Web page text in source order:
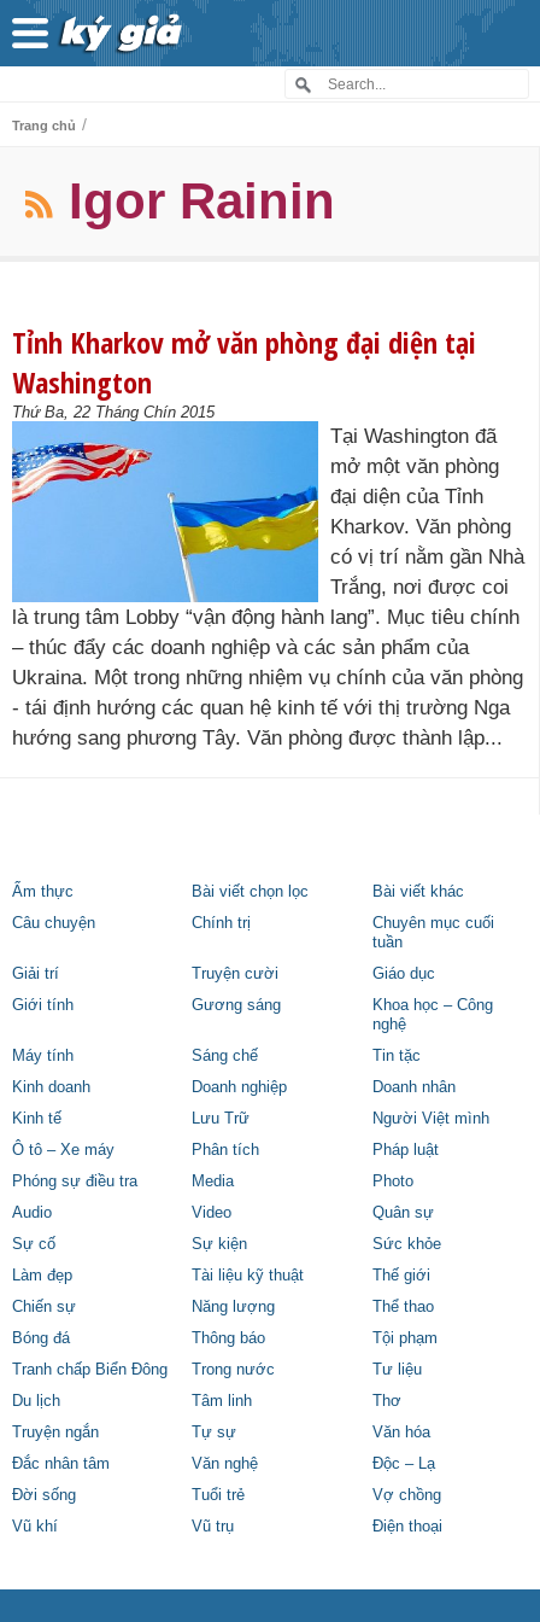
Trang chủ /
Igor Rainin
Tỉnh Kharkov mở văn phòng đại diện tại
Washington
Thứ Ba, 22 Tháng Chín 2015
Tại Washington đã
mở một văn phòng
đại diện của Tỉnh
Kharkov. Văn phòng
có vị trí nằm gần Nhà
Trắng, nơi được coi
là trung tâm Lobby “vận động hành lang”. Mục tiêu chính
– thúc đẩy các doanh nghiệp và các sản phẩm của
Ukraina. Một trong những nhiệm vụ chính của văn phòng
- tái định hướng các quan hệ kinh tế với thị trường Nga
hướng sang phương Tây. Văn phòng được thành lập...
Ẩm thực Bài viết chọn lọc
Bài viết khác
Câu chuyện
Chính trị
Chuyên mục cuối
tuần
Giải trí
Truyện cười
Giáo dục
Giới tính
Gương sáng
Khoa học – Công
nghệ
Máy tính
Sáng chế
Tin tặc
Kinh doanh
Doanh nghiệp
Doanh nhân
Kinh tế
Lưu Trữ
Người Việt mình
Ô tô – Xe máy
Phân tích
Pháp luật
Phóng sự điều tra
Media
Photo
Audio
Video
Quân sự
Sự cố
Sự kiện
Sức khỏe
Làm đẹp
Tài liệu kỹ thuật
Thế giới
Chiến sự
Năng lượng
Thể thao
Bóng đá
Thông báo
Tội phạm
Tranh chấp Biển Đông
Trong nước
Tư liệu
Du lịch
Tâm linh
Thơ
Truyện ngắn
Tự sự
Văn hóa
Đắc nhân tâm
Văn nghệ
Độc – Lạ
Đời sống
Tuổi trẻ
Vợ chồng
Vũ khí
Vũ trụ Điện thoại